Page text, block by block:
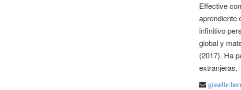
Effective
aprendiente
infinitivo
global y
(2017). Ha
extranjeras.